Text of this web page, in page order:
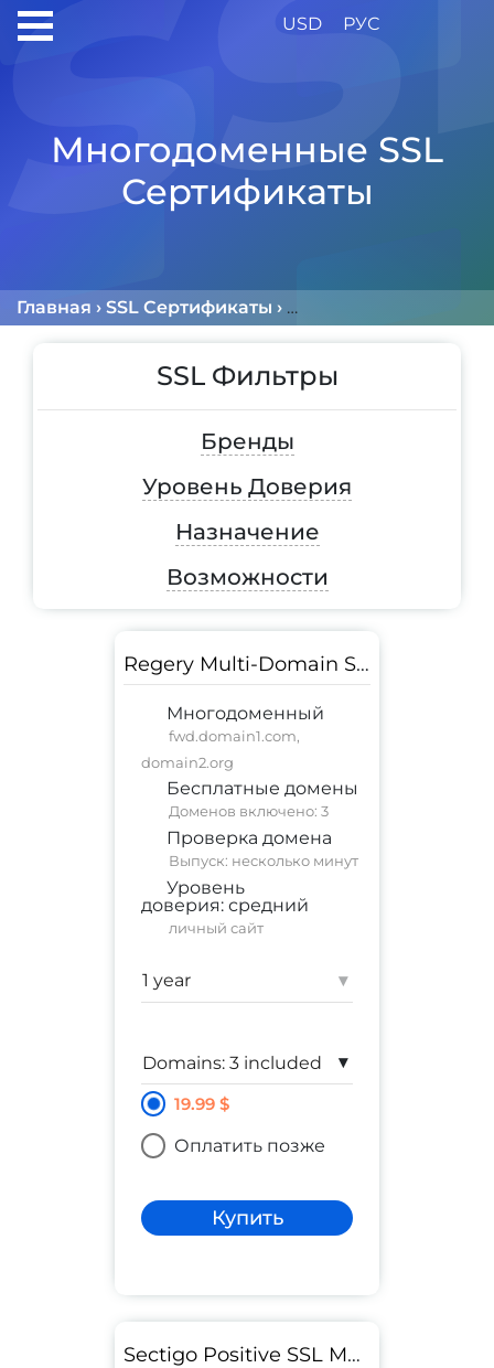
USD РУС
Многодоменные SSL
Сертификаты
Главная › SSL Сертификаты › Многодоменные
SSL Фильтры
Бренды
Уровень Доверия
Назначение
Возможности
Regery Multi-Domain SSL
Многодоменный
fwd.domain1.com,
domain2.org
Бесплатные домены
Доменов включено: 3
Проверка домена
Выпуск: несколько минут
Уровень
доверия: средний
личный сайт
▾
▾
19.99 $
Оплатить позже
Купить
Sectigo Positive SSL Multi-Domain